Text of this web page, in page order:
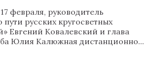
февраля, руководитель
русских кругосветных
Евгений Ковалевский и глава
Юлия Калюжная дистанционно...